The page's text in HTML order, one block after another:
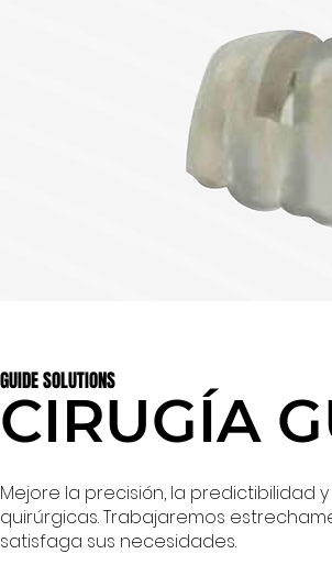
GUIDE SOLUTIONS
CIRUGÍA
Mejore la precisión, la predictibilidad
quirúrgicas. Trabajaremos
satisfaga sus necesidades.